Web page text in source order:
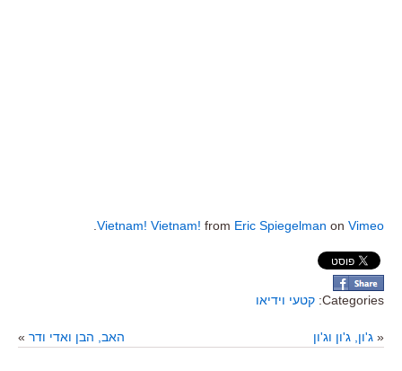
Vietnam! Vietnam! from Eric Spiegelman on Vimeo
Categories: קטעי וידיאו
« ג'ון, ג'ון וג'ון האב, הבן ואדי ודר »